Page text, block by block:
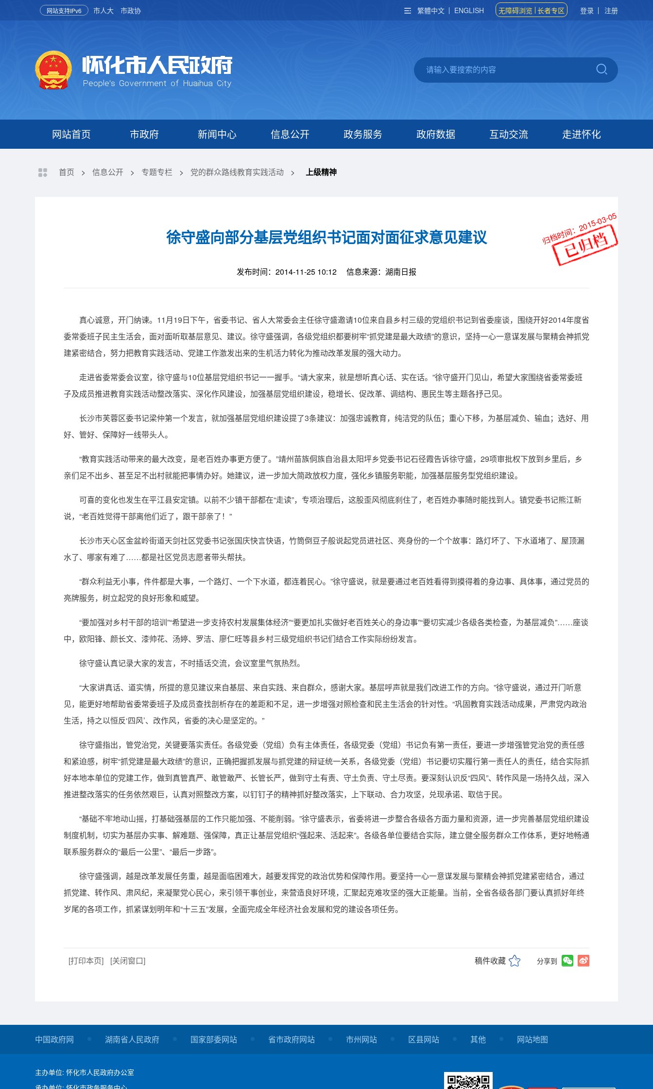
网站支持IPv6 市人大 市政协 繁體中文 ENGLISH 无障碍浏览 长者专区 登录 注册
网站首页 市政府 新闻中心 信息公开 政务服务 政府数据 互动交流 走进怀化
首页 > 信息公开 > 专题专栏 > 党的群众路线教育实践活动 > 上级精神
徐守盛向部分基层党组织书记面对面征求意见建议
发布时间：2014-11-25 10:12 信息来源：湖南日报
真心诚意，开门纳谏。11月19日下午，省委书记、省人大常委会主任徐守盛邀请10位来自县乡村三级的党组织书记到省委座谈，围绕开好2014年度省
委常委班子民主生活会，面对面听取基层意见、建议。徐守盛强调，各级党组织都要树牢“抓党建是最大政绩”的意识，坚持一心一意谋发展与聚精会神抓党
建紧密结合，努力把教育实践活动、党建工作激发出来的生机活力转化为推动改革发展的强大动力。
走进省委常委会议室，徐守盛与10位基层党组织书记一一握手。“请大家来，就是想听真心话、实在话。”徐守盛开门见山，希望大家围绕省委常委班
子及成员推进教育实践活动整改落实、深化作风建设，加强基层党组织建设，稳增长、促改革、调结构、惠民生等主题各抒己见。
长沙市芙蓉区委书记梁仲第一个发言，就加强基层党组织建设提了3条建议：加强忠诚教育，纯洁党的队伍；重心下移，为基层减负、输血；选好、用
好、管好、保障好一线带头人。
“教育实践活动带来的最大改变，是老百姓办事更方便了。”靖州苗族侗族自治县太阳坪乡党委书记石径霞告诉徐守盛，29项审批权下放到乡里后，乡
亲们足不出乡、甚至足不出村就能把事情办好。她建议，进一步加大简政放权力度，强化乡镇服务职能，加强基层服务型党组织建设。
可喜的变化也发生在平江县安定镇。以前不少镇干部都在“走读”，专项治理后，这股歪风彻底刹住了，老百姓办事随时能找到人。镇党委书记熊江新
说，“老百姓觉得干部离他们近了，跟干部亲了！”
长沙市天心区金盆岭街道天剑社区党委书记张国庆快言快语，竹筒倒豆子般说起党员进社区、亮身份的一个个故事：路灯坏了、下水道堵了、屋顶漏
水了、哪家有难了……都是社区党员志愿者带头帮扶。
“群众利益无小事，件件都是大事，一个路灯、一个下水道，都连着民心。”徐守盛说，就是要通过老百姓看得到摸得着的身边事、具体事，通过党员的
亮牌服务，树立起党的良好形象和威望。
“要加强对乡村干部的培训”“希望进一步支持农村发展集体经济”“要更加扎实做好老百姓关心的身边事”“要切实减少各级各类检查，为基层减负”……座谈
中，欧阳锋、颜长文、漆帅花、汤婷、罗洁、廖仁旺等县乡村三级党组织书记们结合工作实际纷纷发言。
徐守盛认真记录大家的发言，不时插话交流，会议室里气氛热烈。
“大家讲真话、道实情，所提的意见建议来自基层、来自实践、来自群众，感谢大家。基层呼声就是我们改进工作的方向。”徐守盛说，通过开门听意
见，能更好地帮助省委常委班子及成员查找剖析存在的差距和不足，进一步增强对照检查和民主生活会的针对性。“巩固教育实践活动成果，严肃党内政治
生活，持之以恒反‘四风’、改作风，省委的决心是坚定的。”
徐守盛指出，管党治党，关键要落实责任。各级党委（党组）负有主体责任，各级党委（党组）书记负有第一责任，要进一步增强管党治党的责任感
和紧迫感，树牢“抓党建是最大政绩”的意识，正确把握抓发展与抓党建的辩证统一关系，各级党委（党组）书记要切实履行第一责任人的责任，结合实际抓
好本地本单位的党建工作，做到真管真严、敢管敢严、长管长严，做到守土有责、守土负责、守土尽责。要深刻认识反“四风”、转作风是一场持久战，深入
推进整改落实的任务依然艰巨，认真对照整改方案，以钉钉子的精神抓好整改落实，上下联动、合力攻坚，兑现承诺、取信于民。
“基础不牢地动山摇，打基础强基层的工作只能加强、不能削弱。”徐守盛表示，省委将进一步整合各级各方面力量和资源，进一步完善基层党组织建设
制度机制，切实为基层办实事、解难题、强保障，真正让基层党组织“强起来、活起来”。各级各单位要结合实际，建立健全服务群众工作体系，更好地畅通
联系服务群众的“最后一公里”、“最后一步路”。
徐守盛强调，越是改革发展任务重，越是面临困难大，越要发挥党的政治优势和保障作用。要坚持一心一意谋发展与聚精会神抓党建紧密结合，通过
抓党建、转作风、肃风纪，来凝聚党心民心，来引领干事创业，来营造良好环境，汇聚起克难攻坚的强大正能量。当前，全省各级各部门要认真抓好年终
岁尾的各项工作，抓紧谋划明年和“十三五”发展，全面完成全年经济社会发展和党的建设各项任务。
[打印本页] [关闭窗口] 稿件收藏 分享到
中国政府网 湖南省人民政府 国家部委网站 省市政府网站 市州网站 区县网站 其他 网站地图
主办单位: 怀化市人民政府办公室
归档时间：2015-03-05